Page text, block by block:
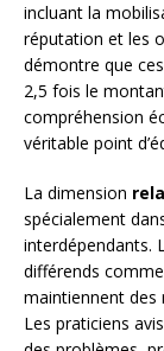
incluant la
réputation et les
démontre que
2,5 fois le
compréhension
véritable point
La dimension
spécialement
interdépendants.
différends
maintiennent des
Les praticiens